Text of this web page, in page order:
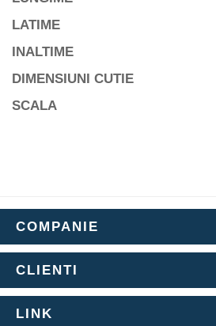
LATIME
INALTIME
DIMENSIUNI CUTIE
SCALA
COMPANIE
CLIENTI
LINK